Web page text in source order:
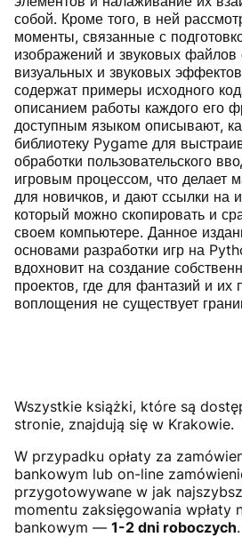
собой. Кроме того, в ней
моменты, связанные с
изображений и звуковых файлов
визуальных и звуковых
содержат примеры исходного
описанием работы каждого его
доступным языком описывают,
библиотеку Pygame для
обработки пользовательского
игровым процессом, что делает
для новичков, и дают ссылки на
который можно скопировать и
своем компьютере. Данное
основами разработки игр на
вдохновит на создание
проектов, где для фантазий и их
воплощения не существует
Wszystkie książki, które są
stronie, znajdują się w Krakowie.
W przypadku opłaty za
bankowym lub on-line
przygotowywane w jak
momentu zaksięgowania wpłaty
bankowym — 1-2 dni roboczych.